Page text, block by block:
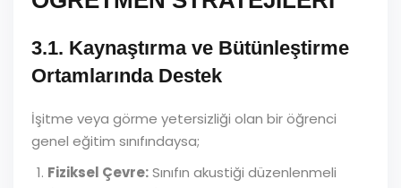
3.1. Kaynaştırma ve Bütünleştirme
Ortamlarında Destek
İşitme veya görme yetersizliği olan bir öğrenci
genel eğitim sınıfındaysa;
Fiziksel Çevre:Sınıfın akustiği düzenlenmeli